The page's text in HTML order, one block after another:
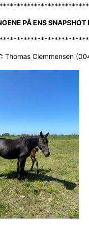
PÅ ENS SNAPSHOT
Thomas Clemmensen